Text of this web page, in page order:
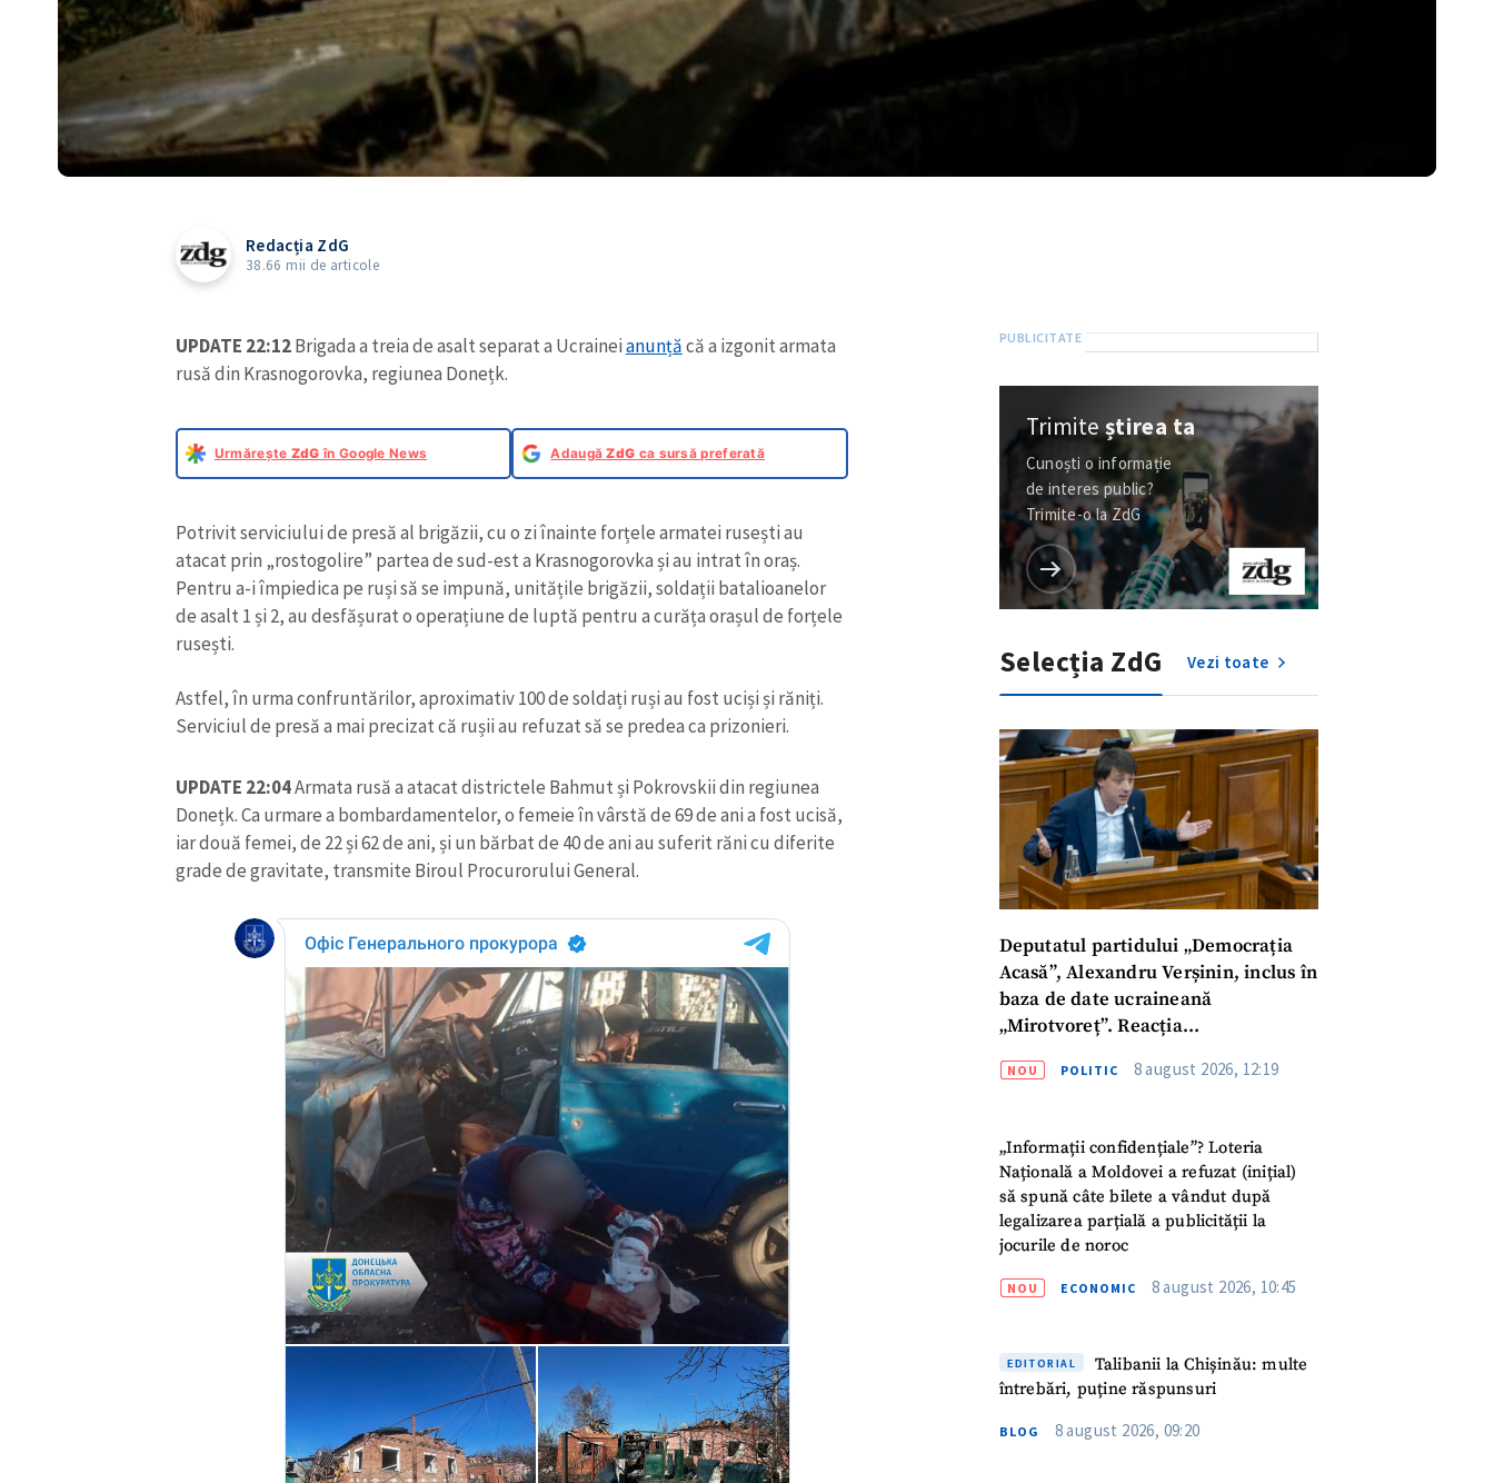
Redacția ZdG
38.66 mii de articole
UPDATE 22:12Brigada a treia de asalt separat a Ucraineianunțăcă a izgonit armata
rusă din Krasnogorovka, regiunea Donețk.
Urmărește ZdG în Google News AdaugăZdG ca sursă preferată
Potrivit serviciului de presă al brigăzii, cu o zi înainte forțele armatei rusești au
atacat prin „rostogolire” partea de sud-est a Krasnogorovka și au intrat în oraș.
Pentru a-i împiedica pe ruși să se impună, unitățile brigăzii, soldații batalioanelor
de asalt 1 și 2, au desfășurat o operațiune de luptă pentru a curăța orașul de forțele
rusești.
Astfel, în urma confruntărilor, aproximativ 100 de soldați ruși au fost uciși și răniți.
Serviciul de presă a mai precizat că rușii au refuzat să se predea ca prizonieri.
UPDATE 22:04Armata rusă a atacat districtele Bahmut și Pokrovskii din regiunea
Donețk. Ca urmare a bombardamentelor, o femeie în vârstă de 69 de ani a fost ucisă,
iar două femei, de 22 și 62 de ani, și un bărbat de 40 de ani au suferit răni cu diferite
grade de gravitate, transmite Biroul Procurorului General.
Trimiteștirea ta
Cunoști o informație
de interes public?
Trimite-o la ZdG
Selecția ZdG Vezi toate
Deputatul partidului „Democrația
Acasă”, Alexandru Verșinin, inclus în
baza de date ucraineană
„Mirotvoreț”. Reacția
NOU POLITIC 8 august 2026, 12:19
„Informații confidențiale”? Loteria
Națională a Moldovei a refuzat (inițial)
să spună câte bilete a vândut după
legalizarea parțială a publicității la
jocurile de noroc
NOU ECONOMIC 8 august 2026, 10:45
EDITORIAL
Talibanii la Chișinău: multe
întrebări, puține răspunsuri
BLOG 8 august 2026, 09:20
ȘTIREA MEA
Titlu știre + Adaugă titlu
+ Încarcă imagine
Link media + Link media
Mesajul știrei + Mesajul știrei
+ Numele meu
Am citit și sunt de acord cupolitica de